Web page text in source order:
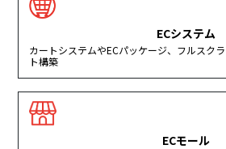
ECシステム
カートシステムやECパッケージ、フルスク
ト構築
ECモール